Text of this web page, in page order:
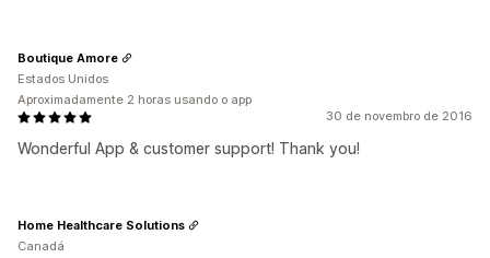
30 de novembro de 2016
Wonderful App & customer support! Thank you!
Boutique Amore
Estados Unidos
Aproximadamente 2 horas usando o app
Home Healthcare Solutions
Canadá